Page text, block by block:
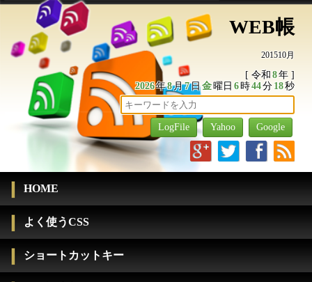
WEB帳
201510月
[ 令和 8年 ]
2026年8月7日金曜日 6 時44分 19秒
r
f
t
g
HOME
よく使うCSS
ショートカットキー